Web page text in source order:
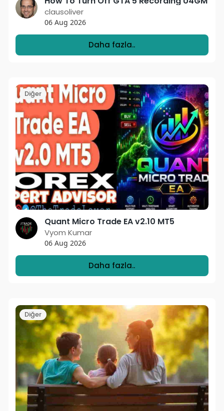
clausoliver
06 Aug 2026
Daha fazla..
Diğer
Quant Micro Trade EA v2.10 MT5
Vyom Kumar
06 Aug 2026
Daha fazla..
Diğer